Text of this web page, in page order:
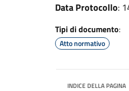
Data Protocollo:
Tipi di documento:
Atto normativo
INDICE DELLA PAGINA